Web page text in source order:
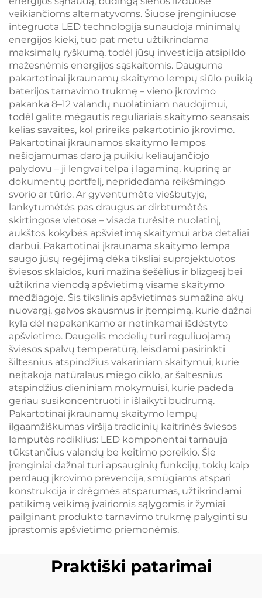
veikiančioms alternatyvoms. Šiuose įrenginiuose
integruota LED technologija sunaudoja minimalų
energijos kiekį, tuo pat metu užtikrindama
maksimalų ryškumą, todėl jūsų investicija atsipildo
mažesnėmis energijos sąskaitomis. Dauguma
pakartotinai įkraunamų skaitymo lempų siūlo puikią
baterijos tarnavimo trukmę – vieno įkrovimo
pakanka 8–12 valandų nuolatiniam naudojimui,
todėl galite mėgautis reguliariais skaitymo seansais
kelias savaites, kol prireiks pakartotinio įkrovimo.
Pakartotinai įkraunamos skaitymo lempos
nešiojamumas daro ją puikiu keliaujančiojo
palydovu – ji lengvai telpa į lagaminą, kuprinę ar
dokumentų portfelį, nepridedama reikšmingo
svorio ar tūrio. Ar gyventumėte viešbutyje,
lankytumėtės pas draugus ar dirbtumėtės
skirtingose vietose – visada turėsite nuolatinį,
aukštos kokybės apšvietimą skaitymui arba detaliai
darbui. Pakartotinai įkraunama skaitymo lempa
saugo jūsų regėjimą dėka tiksliai suprojektuotos
šviesos sklaidos, kuri mažina šešėlius ir blizgesį bei
užtikrina vienodą apšvietimą visame skaitymo
medžiagoje. Šis tikslinis apšvietimas sumažina akų
nuovargį, galvos skausmus ir įtempimą, kurie dažnai
kyla dėl nepakankamo ar netinkamai išdėstyto
apšvietimo. Daugelis modelių turi reguliuojamą
šviesos spalvų temperatūrą, leisdami pasirinkti
šiltesnius atspindžius vakariniam skaitymui, kurie
neįtakoja natūralaus miego ciklo, ar šaltesnius
atspindžius dieniniam mokymuisi, kurie padeda
geriau susikoncentruoti ir išlaikyti budrumą.
Pakartotinai įkraunamų skaitymo lempų
ilgaamžiškumas viršija tradicinių kaitrinės šviesos
lemputės rodiklius: LED komponentai tarnauja
tūkstančius valandų be keitimo poreikio. Šie
įrenginiai dažnai turi apsauginių funkcijų, tokių kaip
perdaug įkrovimo prevencija, smūgiams atspari
konstrukcija ir drėgmės atsparumas, užtikrindami
patikimą veikimą įvairiomis sąlygomis ir žymiai
pailginant produkto tarnavimo trukmę palyginti su
įprastomis apšvietimo priemonėmis.
Praktiški patarimai